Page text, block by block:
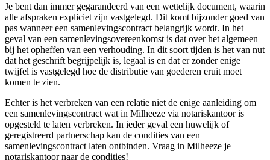
Je bent dan immer gegarandeerd van een wettelijk document, waarin
alle afspraken expliciet zijn vastgelegd. Dit komt bijzonder goed van
pas wanneer een samenlevingscontract belangrijk wordt. In het
geval van een samenlevingsovereenkomst is dat over het algemeen
bij het opheffen van een verhouding. In dit soort tijden is het van nut
dat het geschrift begrijpelijk is, legaal is en dat er zonder enige
twijfel is vastgelegd hoe de distributie van goederen eruit moet
komen te zien.
Echter is het verbreken van een relatie niet de enige aanleiding om
een samenlevingscontract wat in Milheeze via notariskantoor is
opgesteld te laten verbreken. In ieder geval een huwelijk of
geregistreerd partnerschap kan de condities van een
samenlevingscontract laten ontbinden. Vraag in Milheeze je
notariskantoor naar de condities!